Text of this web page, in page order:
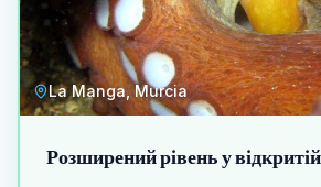
La Manga, Murcia
Розширений рівень у відкритій